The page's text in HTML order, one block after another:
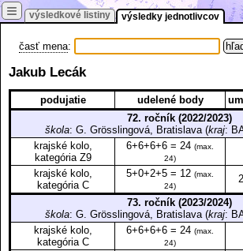
výsledkové listiny výsledky jednotlivcov
≡
časť mena:
Jakub Lecák
podujatie udelené body
72. ročník (2022/2023)
škola: G. Grösslingová, Bratislava (kraj:
krajské kolo,
kategória Z9
6+6+6+6 = 24 (max.
24)
krajské kolo,
kategória C
5+0+2+5 = 12 (max.
24)
73. ročník (2023/2024)
škola: G. Grösslingová, Bratislava (kraj:
krajské kolo,
kategória C
6+6+6+6 = 24 (max.
24)